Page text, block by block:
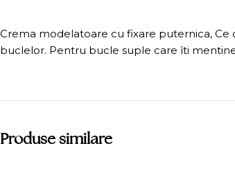
Crema modelatoare cu fixare puternica, Ce
buclelor. Pentru bucle suple care îti
Produse similare